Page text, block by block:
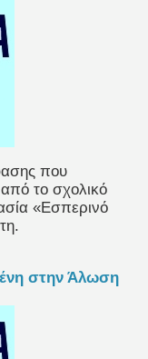
που
το σχολικό
«Εσπερινό
στην Άλωση